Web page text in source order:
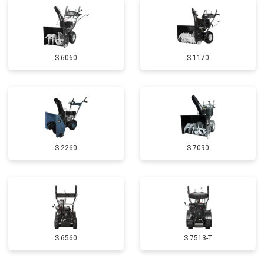
Замена глушителя Заказать
Замена маховика от 3050 ₽ Заказать
Натяжка тросов Заказать
Ремонт электропроводки от 3150 ₽ Заказать
Полное ТО от 4900 ₽
Замена свечей зажигания от 1820 ₽
Демонтаж-монтаж двигателя от 6400 ₽ Заказать
Ремонт сцепления от 3800 ₽ Заказать
S 6060 S 1170
S 2260 S 7090
S 6560 S 7513-T